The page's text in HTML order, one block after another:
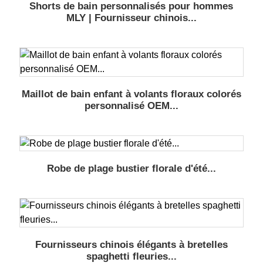
Shorts de bain personnalisés pour hommes
MLY | Fournisseur chinois...
Maillot de bain enfant à volants floraux colorés
personnalisé OEM...
Robe de plage bustier florale d'été...
Fournisseurs chinois élégants à bretelles
spaghetti fleuries...